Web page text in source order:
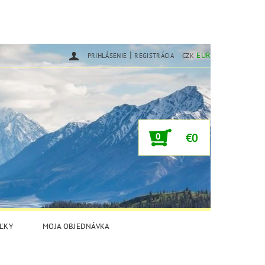
CZK EUR
PRIHLÁSENIE | REGISTRÁCIA
0 €0
MOJA OBJEDNÁVKA